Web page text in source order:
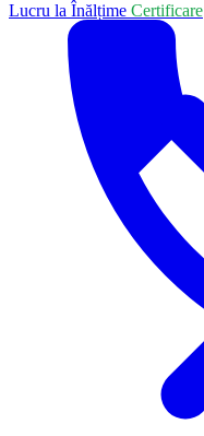
Lucru la Înălțime Certificare